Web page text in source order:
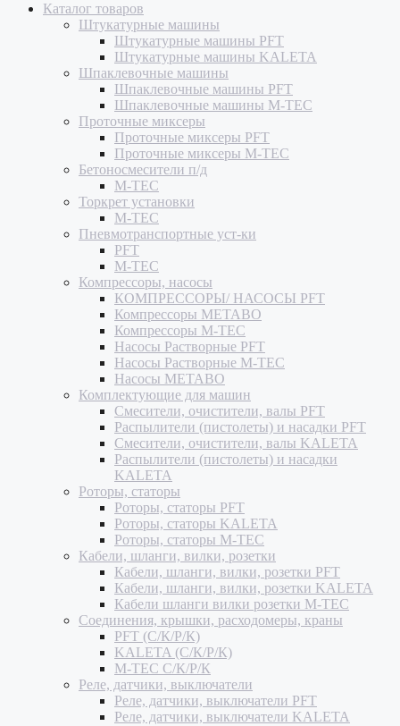
Каталог товаров
Штукатурные машины
Штукатурные машины PFT
Штукатурные машины KALETA
Шпаклевочные машины
Шпаклевочные машины PFT
Шпаклевочные машины M-TEC
Проточные миксеры
Проточные миксеры PFT
Проточные миксеры M-TEC
Бетоносмесители п/д
M-TEC
Торкрет установки
M-TEC
Пневмотранспортные уст-ки
PFT
M-TEC
Компрессоры, насосы
КОМПРЕССОРЫ/ НАСОСЫ PFT
Компрессоры METABO
Компрессоры M-TEC
Насосы Растворные PFT
Насосы Растворные M-TEC
Насосы METABO
Комплектующие для машин
Смесители, очистители, валы PFT
Распылители (пистолеты) и насадки PFT
Смесители, очистители, валы KALETA
Распылители (пистолеты) и насадки
KALETA
Роторы, статоры
Роторы, статоры PFT
Роторы, статоры KALETA
Роторы, статоры M-TEC
Кабели, шланги, вилки, розетки
Кабели, шланги, вилки, розетки PFT
Кабели, шланги, вилки, розетки KALETA
Кабели шланги вилки розетки M-TEC
Соединения, крышки, расходомеры, краны
PFT (С/К/Р/К)
KALETA (С/К/Р/К)
M-TEC С/К/Р/К
Реле, датчики, выключатели
Реле, датчики, выключатели PFT
Реле, датчики, выключатели KALETA